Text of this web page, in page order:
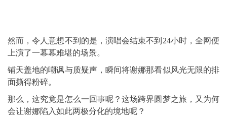
然而，令人意想不到的是，演唱会结束不到24小时，全网便
上演了一幕幕难堪的场景。
铺天盖地的嘲讽与质疑声，瞬间将谢娜那看似风光无限的排
面撕得粉碎。
那么，这究竟是怎么一回事呢？这场跨界圆梦之旅，又为何
会让谢娜陷入如此两极分化的境地呢？